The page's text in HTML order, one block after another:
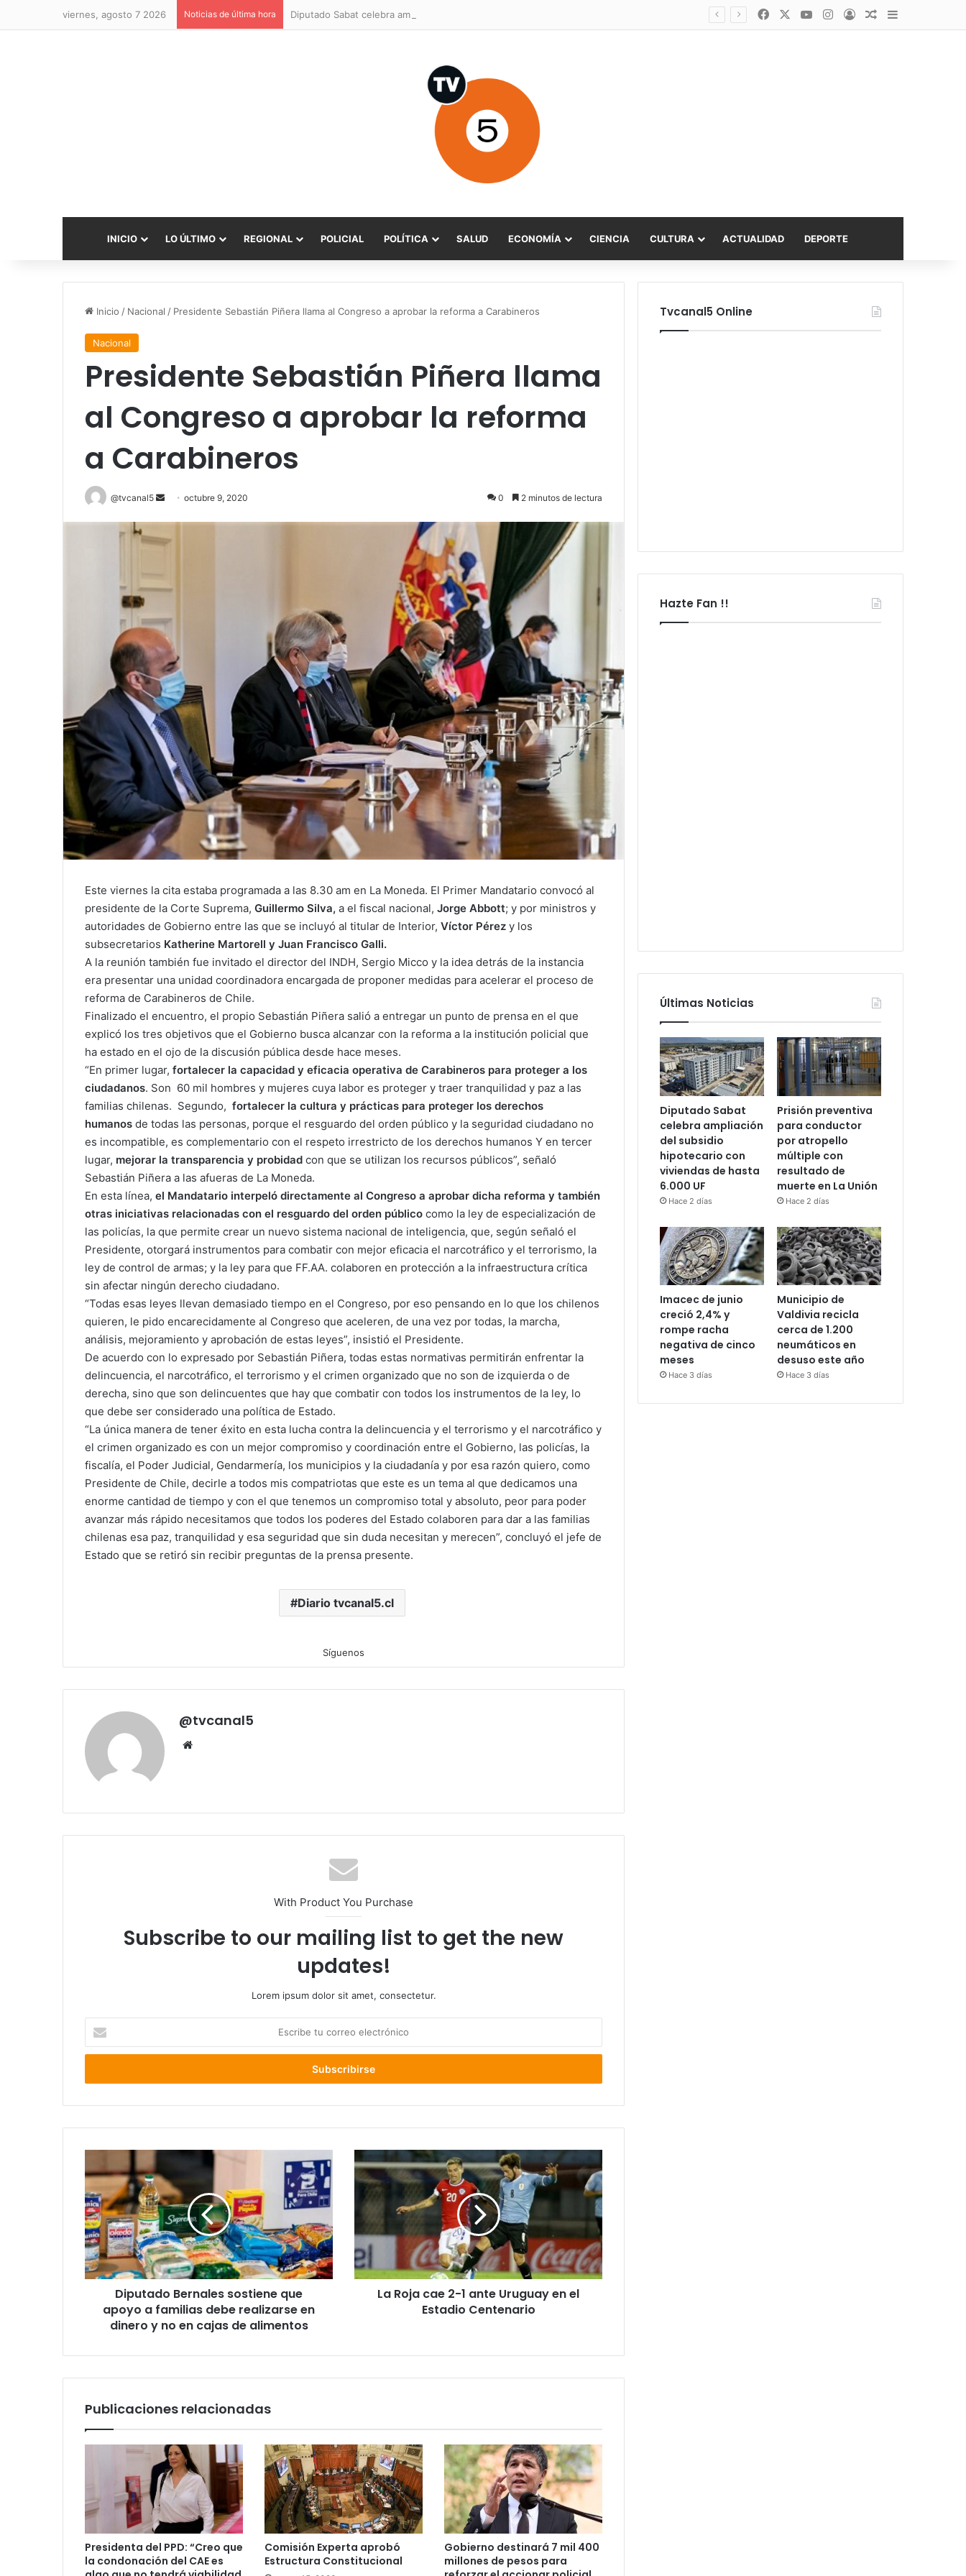
viernes, agosto 7 2026 Noticias de última hora FacebookYouTubeInstagram
AccesoPublicación al
Barra lateral
INICIO LO ÚLTIMO REGIONAL POLICIAL POLÍTICA SALUD ECONOMÍA CIENCIA CULTURA ACTUALIDAD DEPORTE
Inicio / Nacional / Presidente Sebastián Piñera llama al Congreso a aprobar la reforma a Carabineros
Nacional
Presidente Sebastián Piñera llama
al Congreso a aprobar la reforma
a Carabineros
@tvcanal5
Sendoctubre 9, 2020 0 2 minutos de lectura
Este viernes la cita estaba programada a las 8.30 am en La Moneda. El Primer Mandatario convocó al
presidente de la Corte Suprema, Guillermo Silva, a el fiscal nacional, Jorge Abbott; y por ministros y
autoridades de Gobierno entre las que se incluyó al titular de Interior, Víctor Pérez y los
subsecretarios Katherine Martorell y Juan Francisco Galli.
A la reunión también fue invitado el director del INDH, Sergio Micco y la idea detrás de la instancia
era presentar una unidad coordinadora encargada de proponer medidas para acelerar el proceso de
reforma de Carabineros de Chile.
Finalizado el encuentro, el propio Sebastián Piñera salió a entregar un punto de prensa en el que
explicó los tres objetivos que el Gobierno busca alcanzar con la reforma a la institución policial que
ha estado en el ojo de la discusión pública desde hace meses.
“En primer lugar, fortalecer la capacidad y eficacia operativa de Carabineros para proteger a los
ciudadanos. Son 60 mil hombres y mujeres cuya labor es proteger y traer tranquilidad y paz a las
familias chilenas. Segundo, fortalecer la cultura y prácticas para proteger los derechos
humanos de todas las personas, porque el resguardo del orden público y la seguridad ciudadano no
es incompatible, es complementario con el respeto irrestricto de los derechos humanos Y en tercer
lugar, mejorar la transparencia y probidad con que se utilizan los recursos públicos”, señaló
Sebastián Piñera a las afueras de La Moneda.
En esta línea, el Mandatario interpeló directamente al Congreso a aprobar dicha reforma y también
otras iniciativas relacionadas con el resguardo del orden público como la ley de especialización de
las policías, la que permite crear un nuevo sistema nacional de inteligencia, que, según señaló el
Presidente, otorgará instrumentos para combatir con mejor eficacia el narcotráfico y el terrorismo, la
ley de control de armas; y la ley para que FF.AA. colaboren en protección a la infraestructura crítica
sin afectar ningún derecho ciudadano.
“Todas esas leyes llevan demasiado tiempo en el Congreso, por eso pensando en lo que los chilenos
quieren, le pido encarecidamente al Congreso que aceleren, de una vez por todas, la marcha,
análisis, mejoramiento y aprobación de estas leyes”, insistió el Presidente.
De acuerdo con lo expresado por Sebastián Piñera, todas estas normativas permitirán enfrentar la
delincuencia, el narcotráfico, el terrorismo y el crimen organizado que no son de izquierda o de
derecha, sino que son delincuentes que hay que combatir con todos los instrumentos de la ley, lo
que debe ser considerado una política de Estado.
“La única manera de tener éxito en esta lucha contra la delincuencia y el terrorismo y el narcotráfico y
el crimen organizado es con un mejor compromiso y coordinación entre el Gobierno, las policías, la
fiscalía, el Poder Judicial, Gendarmería, los municipios y la ciudadanía y por esa razón quiero, como
Presidente de Chile, decirle a todos mis compatriotas que este es un tema al que dedicamos una
enorme cantidad de tiempo y con el que tenemos un compromiso total y absoluto, peor para poder
avanzar más rápido necesitamos que todos los poderes del Estado colaboren para dar a las familias
chilenas esa paz, tranquilidad y esa seguridad que sin duda necesitan y merecen”, concluyó el jefe de
Estado que se retiró sin recibir preguntas de la prensa presente.
Diario tvcanal5.cl
Síguenos
@tvcanal5
With Product You Purchase
Subscribe to our mailing list to get the new
updates!
Lorem ipsum dolor sit amet, consectetur.
correo
Bernales
sostiene
que
apoyo
a
familias
debe
realizarse
dinero
de
Diputado Bernales sostiene que
apoyo a familias debe realizarse en
dinero y no en cajas de alimentos
Roja
cae
2-
ante
Uruguay
en
el
EstadioLa Roja cae 2-1 ante Uruguay en el
Estadio Centenario
Publicaciones relacionadas
Presidenta del PPD: “Creo que
la condonación del CAE es
Comisión Experta aprobó
Estructura Constitucional
Gobierno destinará 7 mil 400
millones de pesos para
Tvcanal5 Online
Hazte Fan !!
Últimas Noticias
Diputado Sabat
celebra ampliación
del subsidio
hipotecario con
viviendas de hasta
6.000 UF
Hace 2 días
Prisión preventiva
para conductor
por atropello
múltiple con
resultado de
muerte en La Unión
Hace 2 días
Imacec de junio
creció 2,4% y
rompe racha
negativa de cinco
meses
Hace 3 días
Municipio de
Valdivia recicla
cerca de 1.200
neumáticos en
desuso este año
Hace 3 días